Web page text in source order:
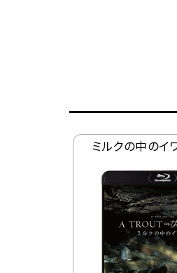
ミルクの中の